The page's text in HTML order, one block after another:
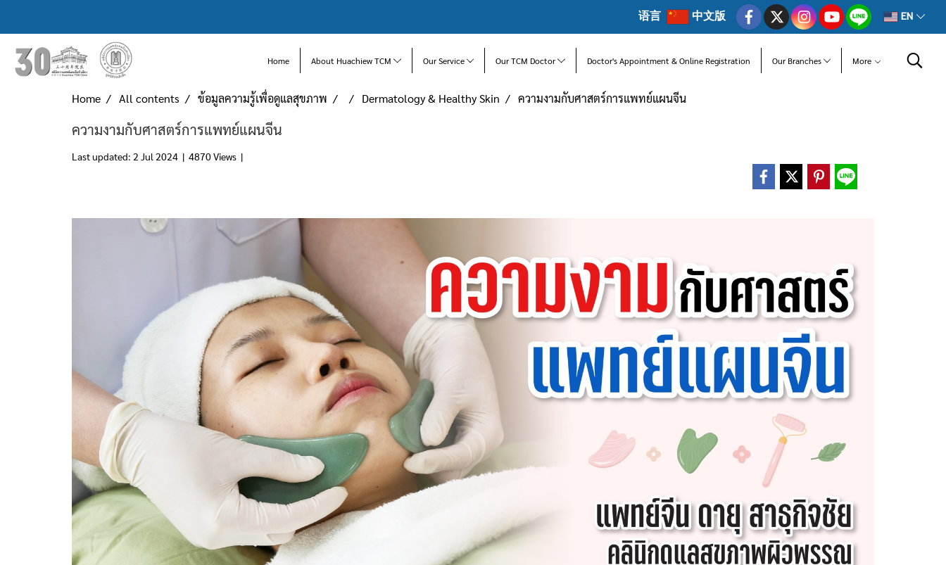
语言 中文版 EN
Home About Huachiew TCM Our Service Our TCM Doctor Doctor's Appointment & Online Registration Our Branches More
Home All contents ข้อมูลความรู้เพื่อดูแลสุขภาพ Dermatology & Healthy Skin ความงามกับศาสตร์การแพทย์แผนจีน
ความงามกับศาสตร์การแพทย์แผนจีน
Last updated: 2 Jul 2024 | 4870 Views |